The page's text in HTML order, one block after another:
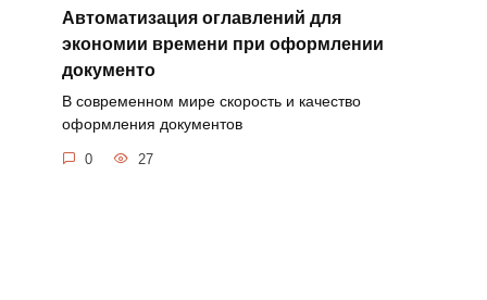
Автоматизация оглавлений для
экономии времени при оформлении
документо
В современном мире скорость и качество
оформления документов
0 27